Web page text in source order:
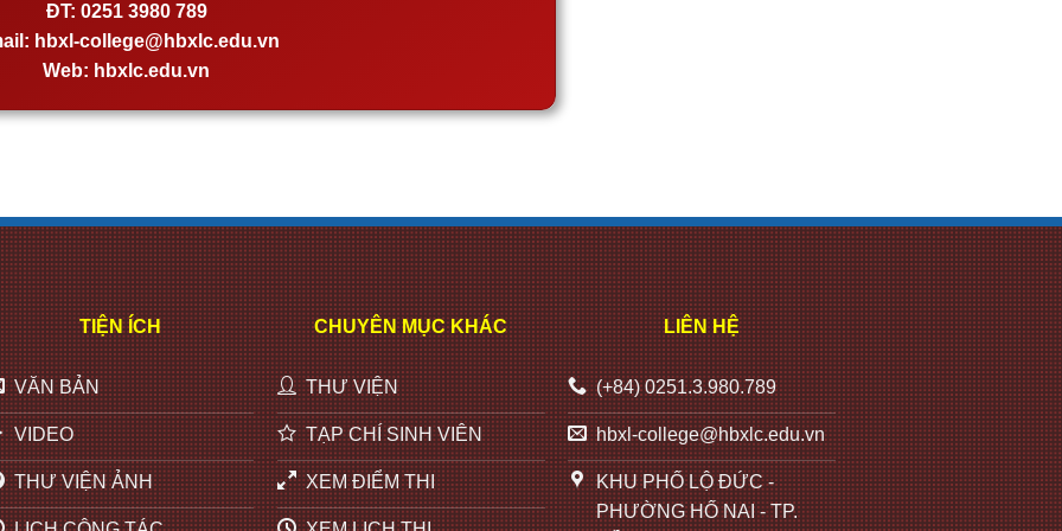
ĐT: 0251 3980 789
hbxl-college@hbxlc.edu.vn
Web: hbxlc.edu.vn
TIỆN ÍCH
VĂN BẢN
VIDEO
THƯ VIỆN ẢNH
CHUYÊN MỤC KHÁC
THƯ VIỆN
TẠP CHÍ SINH VIÊN
XEM ĐIỂM THI
LIÊN HỆ
(+84) 0251.3.980.789
hbxl-college@hbxlc.edu.vn
KHU PHỐ LỘ ĐỨC -
PHƯỜNG HỐ NAI - TP.